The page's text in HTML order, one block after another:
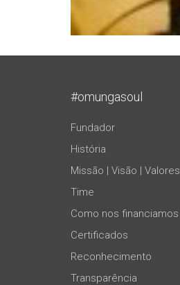
#omungasoul
Fundador
História
Missão | Visão | Valores
Time
Como nos financiamos
Certificados
Reconhecimento
Transparência